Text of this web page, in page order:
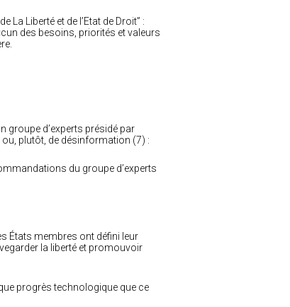
Liberté et de l’Etat de Droit” :
des besoins, priorités et valeurs
groupe d’experts présidé par
plutôt, de désinformation (7) :
du groupe d’experts
États membres ont défini leur
la liberté et promouvoir
progrès technologique que ce